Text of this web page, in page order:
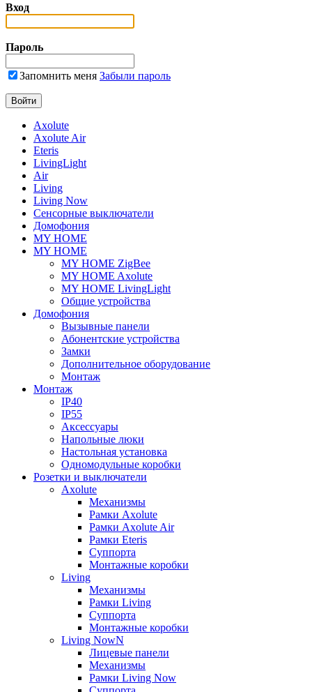
Вход
Пароль
Запомнить меня Забыли пароль
Axolute
Axolute Air
Eteris
LivingLight
Air
Living
Living Now
Сенсорные выключатели
Домофония
MY HOME
MY HOME
MY HOME ZigBee
MY HOME Axolute
MY HOME LivingLight
Общие устройства
Домофония
Вызывные панели
Абонентские устройства
Замки
Дополнительное оборудование
Монтаж
Монтаж
IP40
IP55
Аксессуары
Напольные люки
Настольная установка
Одномодульные коробки
Розетки и выключатели
Axolute
Механизмы
Рамки Axolute
Рамки Axolute Air
Рамки Eteris
Суппорта
Монтажные коробки
Living
Механизмы
Рамки Living
Суппорта
Монтажные коробки
Living NowN
Лицевые панели
Механизмы
Рамки Living Now